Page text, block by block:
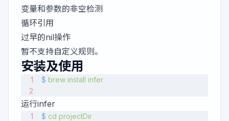
变量和参数的非空检测
循环引用
过早的nil操作
暂不支持自定义规则。
安装及使用
$ brew install infer
运行infer
$ cd projectDir